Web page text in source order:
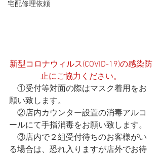
宅配修理依頼
新型コロナウィルス(COVID-19)の感染防
止にご協力ください。
①受付等対面の際はマスク着用をお
願い致します。
②店内カウンター設置の消毒アルコ
ールにて手指消毒をお願い致します。
③店内で２組受付待ちのお客様がい
る場合は、恐れ入りますが店外でお待